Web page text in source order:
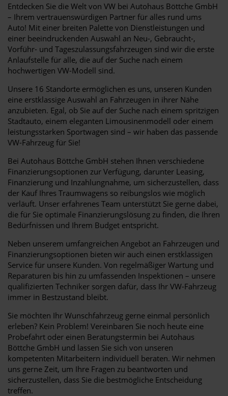
Entdecken Sie die Welt von VW bei Autohaus Böttche GmbH
– Ihrem vertrauenswürdigen Partner für alles rund ums
Auto! Mit einer breiten Palette von Dienstleistungen und
einer beeindruckenden Auswahl an Neu-, Gebraucht-,
Vorführ- und Tageszulassungsfahrzeugen sind wir die erste
Anlaufstelle für alle, die auf der Suche nach einem
hochwertigen VW-Modell sind.
Unsere 16 Standorte ermöglichen es uns, unseren Kunden
eine erstklassige Auswahl an Fahrzeugen in ihrer Nähe
anzubieten. Egal, ob Sie auf der Suche nach einem spritzigen
Stadtauto, einem eleganten Limousinenmodell oder einem
leistungsstarken Sportwagen sind – wir haben das passende
VW-Fahrzeug für Sie!
Bei Autohaus Böttche GmbH stehen Ihnen verschiedene
Finanzierungsoptionen zur Verfügung, darunter Leasing,
Finanzierung und Inzahlungnahme, um sicherzustellen, dass
der Kauf Ihres Traumwagens so reibungslos wie möglich
verläuft. Unser erfahrenes Team unterstützt Sie gerne dabei,
die für Sie optimale Finanzierungslösung zu finden, die Ihren
Bedürfnissen und Ihrem Budget entspricht.
Neben unserem umfangreichen Angebot an Fahrzeugen und
Finanzierungsoptionen bieten wir auch einen erstklassigen
Service für unsere Kunden. Von regelmäßiger Wartung und
Reparaturen bis hin zu umfassenden Inspektionen – unsere
qualifizierten Techniker sorgen dafür, dass Ihr VW-Fahrzeug
immer in Bestzustand bleibt.
Sie möchten Ihr Wunschfahrzeug gerne einmal persönlich
erleben? Kein Problem! Vereinbaren Sie noch heute eine
Probefahrt oder einen Beratungstermin bei Autohaus
Böttche GmbH und lassen Sie sich von unseren
kompetenten Mitarbeitern individuell beraten. Wir nehmen
uns gerne Zeit, um Ihre Fragen zu beantworten und
sicherzustellen, dass Sie die bestmögliche Entscheidung
treffen.